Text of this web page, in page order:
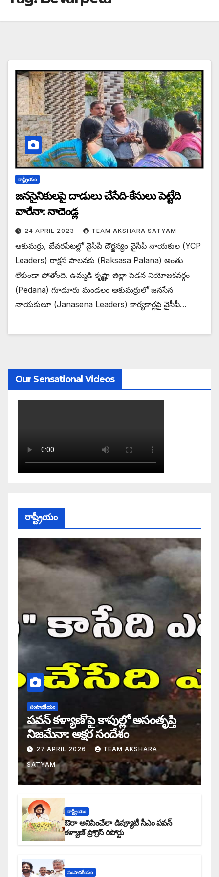
రాష్ట్రీయం
జనసైనికులపై దాడులు చేసేది-కేసులు పెట్టేది
వారేనా: నాదెండ్ల
24 APRIL 2023 TEAM AKSHARA SATYAM
ఆకుమర్రు, బేవరపేటల్లో వైసీపీ దౌర్జన్యం వైసీపీ నాయకుల (YCP
Leaders) రాక్షస పాలనకు (Raksasa Palana) అంతు
లేకుండా పోతోంది. ఉమ్మడి కృష్ణా జిల్లా పెడన నియోజకవర్గం
(Pedana) గూడూరు మండలం ఆకుమర్రులో జనసేన
నాయకులూ (Janasena Leaders) కార్యకార్లపై వైసీపీ…
Our Sensational Videos
రాష్ట్రీయం
సంపాదకీయం
పవన్ కళ్యాణ్’పై కాపుల్లో అసంతృప్తి
నిజమేనా: అక్షర సందేశం
27 APRIL 2026 TEAM AKSHARA
SATYAM
రాష్ట్రీయం
ఔరా అనిపించేలా డిప్యూటీ సీఎం పవన్
కళ్యాణ్ ప్రోగ్రెస్ రిపోర్టు
సంపాదకీయం